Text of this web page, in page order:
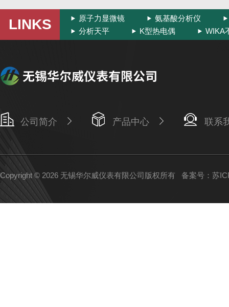
LINKS 原子力显微镜
氨基酸分析仪
分析天平
K型热电偶 WIKA
公司简介 产品中心 联系
Copyright © 2026 无锡华尔威仪表有限公司版权所有 备案号：苏